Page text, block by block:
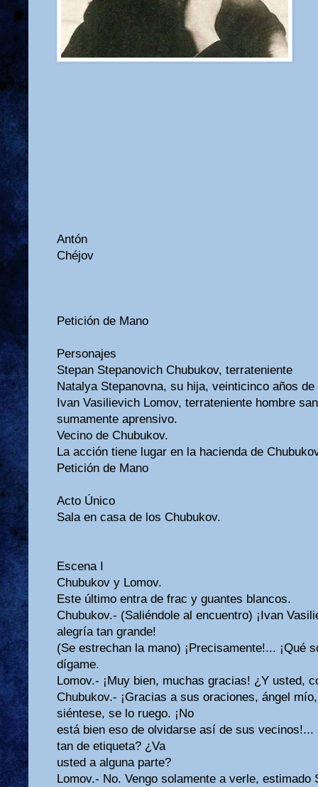
Antón
Chéjov
Petición de Mano
Personajes
Stepan Stepanovich Chubukov, terrateniente
Natalya Stepanovna, su hija, veinticinco años de
Ivan Vasilievich Lomov, terrateniente hombre
sumamente aprensivo.
Vecino de Chubukov.
La acción tiene lugar en la hacienda de
Petición de Mano
Acto Único
Sala en casa de los Chubukov.
Escena I
Chubukov y Lomov.
Este último entra de frac y guantes blancos.
Chubukov.- (Saliéndole al encuentro) ¡Ivan
alegría tan grande!
(Se estrechan la mano) ¡Precisamente!... ¡Qué
dígame.
Lomov.- ¡Muy bien, muchas gracias! ¿Y usted,
Chubukov.- ¡Gracias a sus oraciones, ángel
siéntese, se lo ruego. ¡No
está bien eso de olvidarse así de sus vecinos!...
tan de etiqueta? ¿Va
usted a alguna parte?
Lomov.- No. Vengo solamente a verle, estimado